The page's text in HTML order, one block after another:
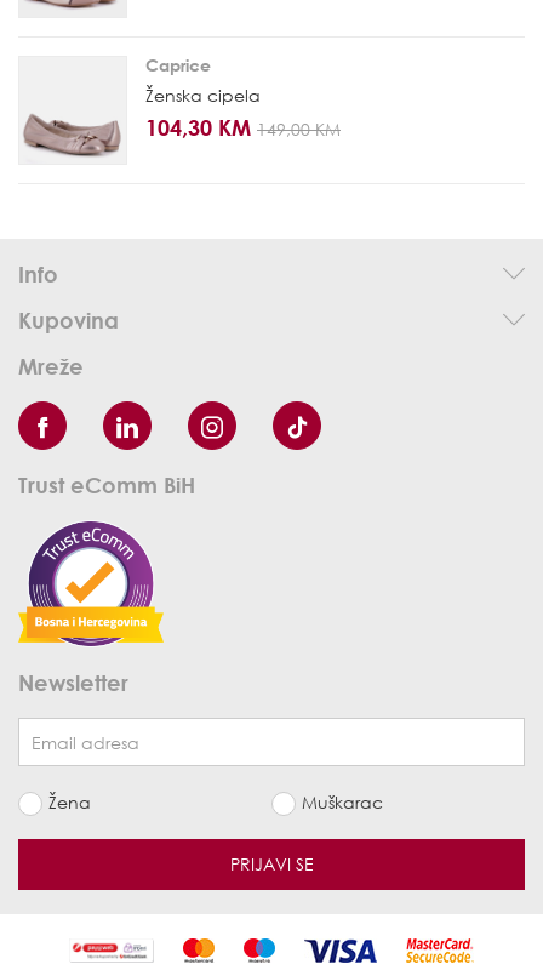
Caprice
Ženska cipela
104,30 KM 149,00 KM
Info
Kupovina
Mreže
Trust eComm BiH
Newsletter
Žena Muškarac
PRIJAVI SE